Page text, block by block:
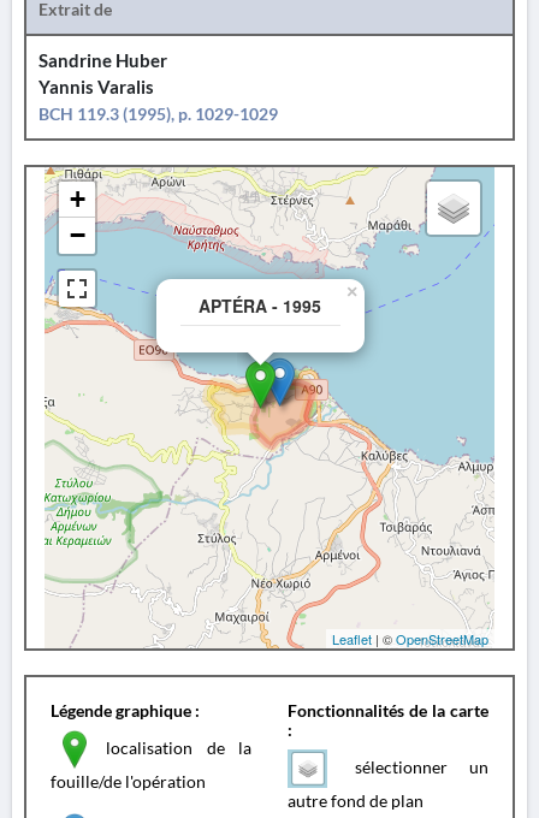
Extrait de
Sandrine Huber
Yannis Varalis
BCH 119.3 (1995), p. 1029-1029
APTÉRA - 1995
×
+
−
Leaflet | ©OpenStreetMap
Légende graphique :
localisation de la
fouille/de l'opération
Fonctionnalités de la carte
:
sélectionner un
autre fond de plan